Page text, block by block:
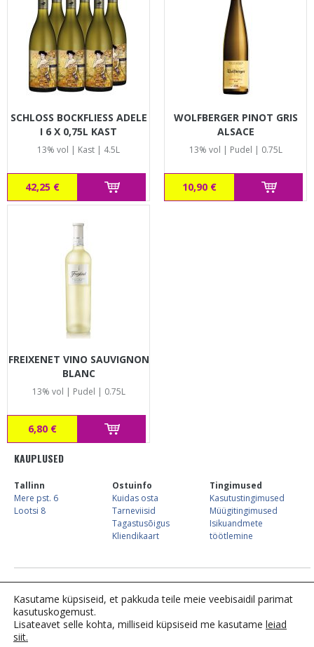
SCHLOSS BOCKFLIESS ADELE
I 6 X 0,75L KAST
13% vol | Kast | 4.5L
42,25 €
WOLFBERGER PINOT GRIS
ALSACE
13% vol | Pudel | 0.75L
10,90 €
FREIXENET VINO SAUVIGNON
BLANC
13% vol | Pudel | 0.75L
6,80 €
KAUPLUSED
Tallinn
Mere pst. 6
Lootsi 8
Ostuinfo
Kuidas osta
Tarneviisid
Tagastusõigus
Kliendikaart
Tingimused
Kasutustingimused
Müügitingimused
Isikuandmete
töötlemine
E-kaupluse info: Tel. 683 7744,kliendiinfo@alkostore.ee, E-R 09:00-16:00
Kasutame küpsiseid, et pakkuda teile meie veebisaidil parimat
kasutuskogemust.
Lisateavet selle kohta, milliseid küpsiseid me kasutame leiad
siit.